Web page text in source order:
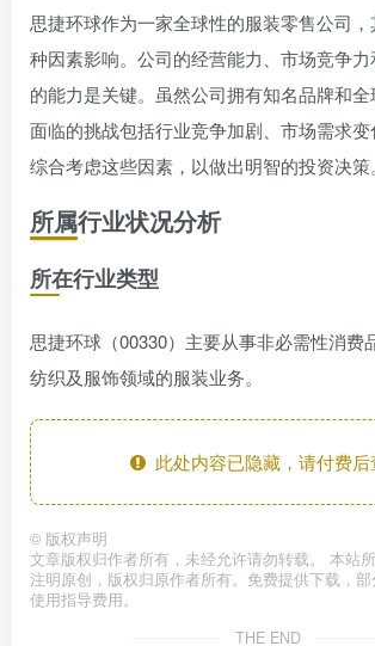
思捷环球作为一家全球性的服装零售公司
种因素影响。公司的经营能力、市场竞争
的能力是关键。虽然公司拥有知名品牌和
面临的挑战包括行业竞争加剧、市场需求
综合考虑这些因素，以做出明智的投资决策。
所属行业状况分析
所在行业类型
思捷环球（00330）主要从事非必需性消费
纺织及服饰领域的服装业务。
此处内容已隐藏，请付费后
© 版权声明
文章版权归作者所有，未经允许请勿转载。 本站
注明原创，版权归原作者所有。免费提供下载，
使用指导费用。
THE END